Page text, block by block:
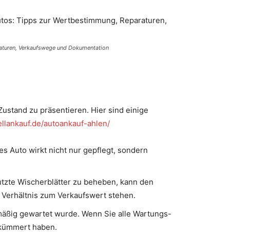
Verkaufswege und Dokumentation
zu präsentieren. Hier sind einige
autoankauf-ahlen/
Auto wirkt nicht nur gepflegt, sondern
Wischerblätter zu beheben, kann den
zum Verkaufswert stehen.
gewartet wurde. Wenn Sie alle Wartungs-
haben.